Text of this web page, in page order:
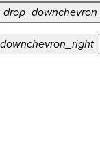
chevron_right